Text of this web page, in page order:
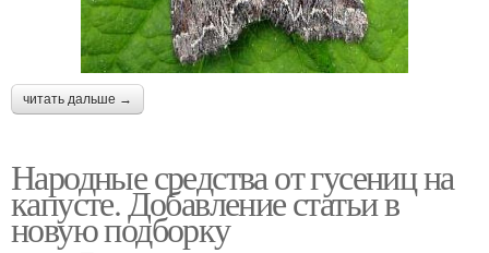
читать дальше →
Народные средства от гусениц на
капусте. Добавление статьи в
новую подборку